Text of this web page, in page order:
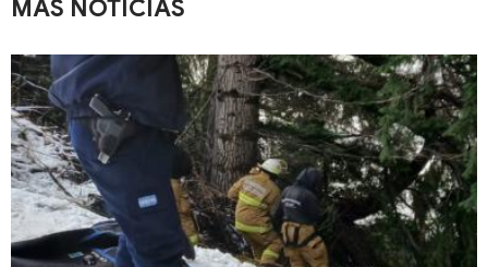
MÁS NOTICIAS